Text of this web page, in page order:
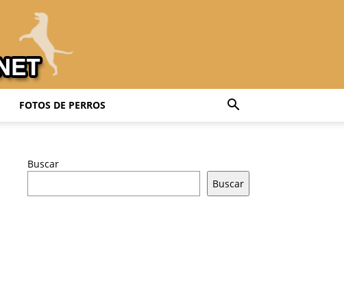
FOTOS DE PERROS
Buscar
Buscar